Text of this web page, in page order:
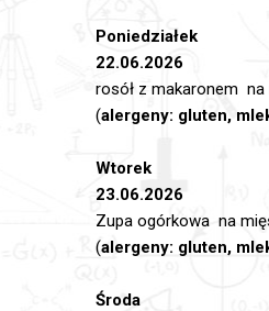
Poniedziałek
22.06.2026
rosół z makaronem na
(alergeny: gluten,
Wtorek
23.06.2026
Zupa ogórkowa na
(alergeny: gluten,
Środa